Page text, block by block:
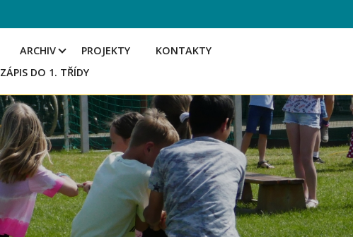
ARCHIV PROJEKTY
KONTAKTY
ZÁPIS DO 1. TŘÍDY